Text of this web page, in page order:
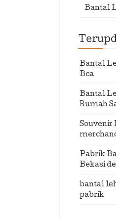
Bantal
Bantal
Bca
Bantal
Rumah
Souvenir
Pabrik
Bekasi
bantal
pabrik